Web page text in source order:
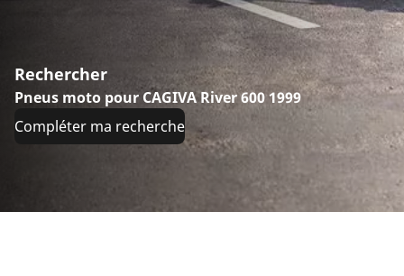
Rechercher
Pneus moto pour CAGIVA River 600 1999
Compléter ma recherche